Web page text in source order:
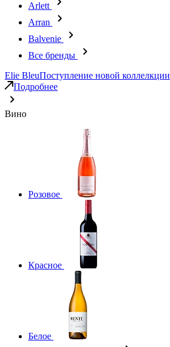
Arlett
Arran
Balvenie
Все бренды
Elie BleuПоступление новой коллелкции
Подробнее
Вино
Розовое
Красное
Белое